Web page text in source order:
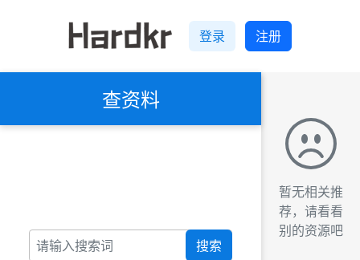
登录 注册
查资料
搜索
暂无相关推
荐，请看看
别的资源吧